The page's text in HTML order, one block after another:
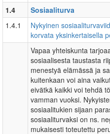
1.4
Sosiaaliturva
1.4.1
Nykyinen
korvata yksinkertaisella
Vapaa yhteiskunta
sosiaalisesta taustasta
menestyä elämässä ja
kuitenkaan voi aina
eivätkä kaikki voi tehdä
vamman vuoksi.
sosiaalitukien sijaan
sosiaaliturvaksi on ns.
mukaisesti toteutettu